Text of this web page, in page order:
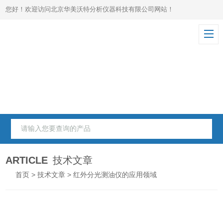
您好！欢迎访问北京华美沃特分析仪器科技有限公司网站！
ARTICLE 技术文章
首页 >技术文章 > 红外分光测油仪的应用领域